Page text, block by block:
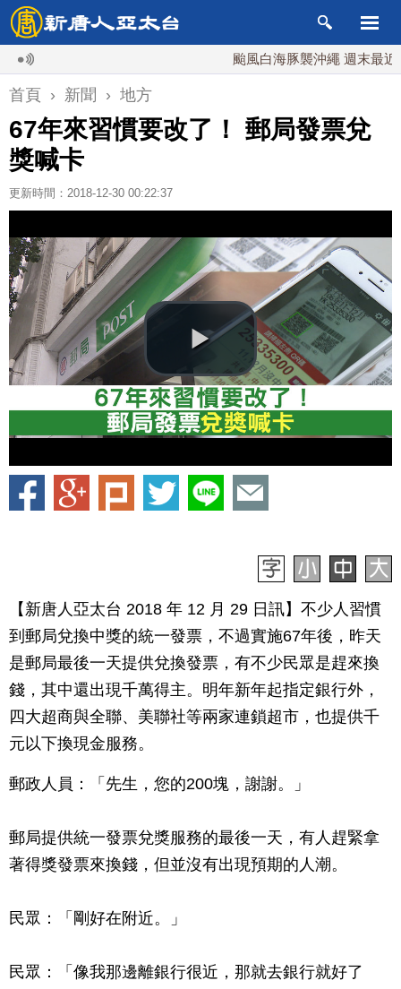
颱風白海豚襲沖繩 週末最近台灣
首頁 › 新聞 › 地方
67年來習慣要改了！ 郵局發票兌
獎喊卡
更新時間：2018-12-30 00:22:37
【新唐人亞太台 2018 年 12 月 29 日訊】不少人習慣
到郵局兌換中獎的統一發票，不過實施67年後，昨天
是郵局最後一天提供兌換發票，有不少民眾是趕來換
錢，其中還出現千萬得主。明年新年起指定銀行外，
四大超商與全聯、美聯社等兩家連鎖超市，也提供千
元以下換現金服務。
郵政人員：「先生，您的200塊，謝謝。」
郵局提供統一發票兌獎服務的最後一天，有人趕緊拿
著得獎發票來換錢，但並沒有出現預期的人潮。
民眾：「剛好在附近。」
民眾：「像我那邊離銀行很近，那就去銀行就好了